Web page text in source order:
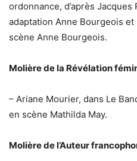
ordonnance, d’après
adaptation Anne Bourgeois
scène Anne Bourgeois.
Molière de la Révélation
– Ariane Mourier, dans Le
en scène Mathilda May.
Molière de l’Auteur